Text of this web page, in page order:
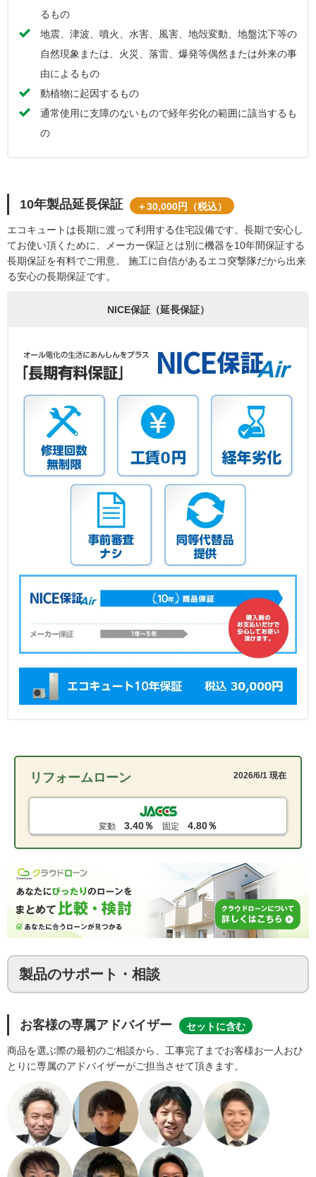
るもの
地震、津波、噴火、水害、風害、地殻変動、地盤沈下等の
自然現象または、火災、落雷、爆発等偶然または外来の事
由によるもの
動植物に起因するもの
通常使用に支障のないもので経年劣化の範囲に該当するも
の
10年製品延長保証 ＋30,000円（税込）
エコキュートは長期に渡って利用する住宅設備です。長期で安心し
てお使い頂くために、メーカー保証とは別に機器を10年間保証する
長期保証を有料でご用意。 施工に自信があるエコ突撃隊だから出来
る安心の長期保証です。
NICE保証（延長保証）
リフォームローン 2026/6/1 現在
変動 3.40％ 固定 4.80％
製品のサポート・相談
お客様の専属アドバイザー セットに含む
商品を選ぶ際の最初のご相談から、工事完了までお客様お一人おひ
とりに専属のアドバイザーがご担当させて頂きます。